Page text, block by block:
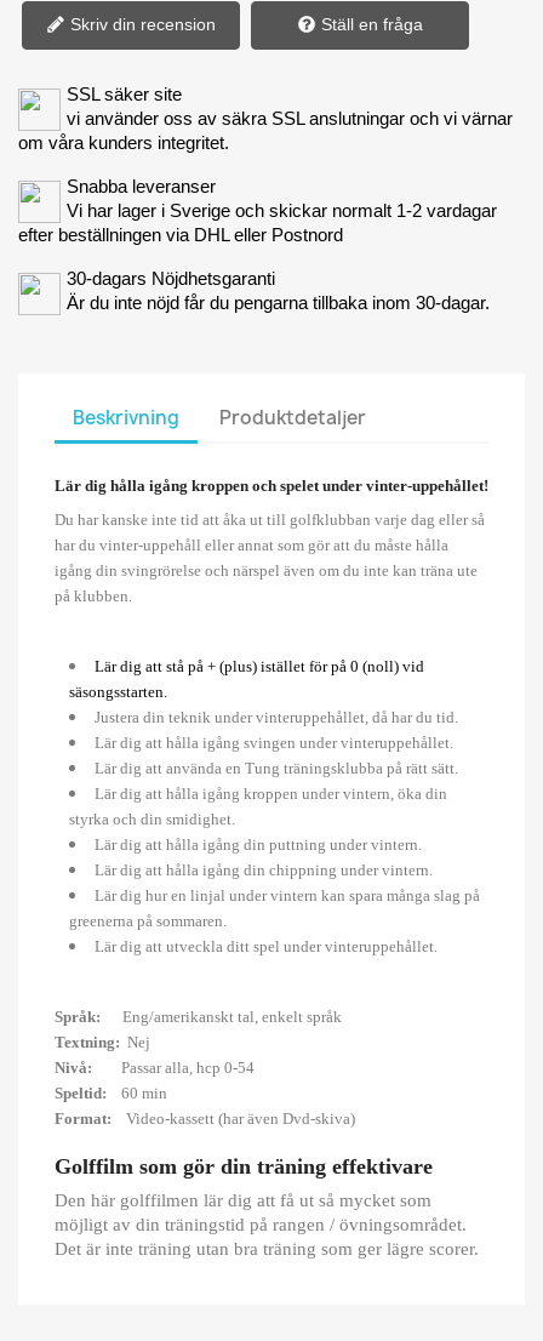
Skriv din recension Ställ en fråga
SSL säker site
vi använder oss av säkra SSL anslutningar och vi värnar
om våra kunders integritet.
Snabba leveranser
Vi har lager i Sverige och skickar normalt 1-2 vardagar
efter beställningen via DHL eller Postnord
30-dagars Nöjdhetsgaranti
Är du inte nöjd får du pengarna tillbaka inom 30-dagar.
Beskrivning Produktdetaljer
Lär dig hålla igång kroppen och spelet under vinter-uppehållet!
Du har kanske inte tid att åka ut till golfklubban varje dag eller så
har du vinter-uppehåll eller annat som gör att du måste hålla
igång din svingrörelse och närspel även om du inte kan träna ute
på klubben.
Lär dig att stå på + (plus) istället för på 0 (noll) vid
säsongsstarten.
Justera din teknik under vinteruppehållet, då har du tid.
Lär dig att hålla igång svingen under vinteruppehållet.
Lär dig att använda en Tung träningsklubba på rätt sätt.
Lär dig att hålla igång kroppen under vintern, öka din
styrka och din smidighet.
Lär dig att hålla igång din puttning under vintern.
Lär dig att hålla igång din chippning under vintern.
Lär dig hur en linjal under vintern kan spara många slag på
greenerna på sommaren.
Lär dig att utveckla ditt spel under vinteruppehållet.
Språk: Eng/amerikanskt tal, enkelt språk
Textning: Nej
Nivå: Passar alla, hcp 0-54
Speltid: 60 min
Format: Video-kassett (har även Dvd-skiva)
Golffilm som gör din träning effektivare
Den här golffilmen lär dig att få ut så mycket som
möjligt av din träningstid på rangen / övningsområdet.
Det är inte träning utan bra träning som ger lägre scorer.